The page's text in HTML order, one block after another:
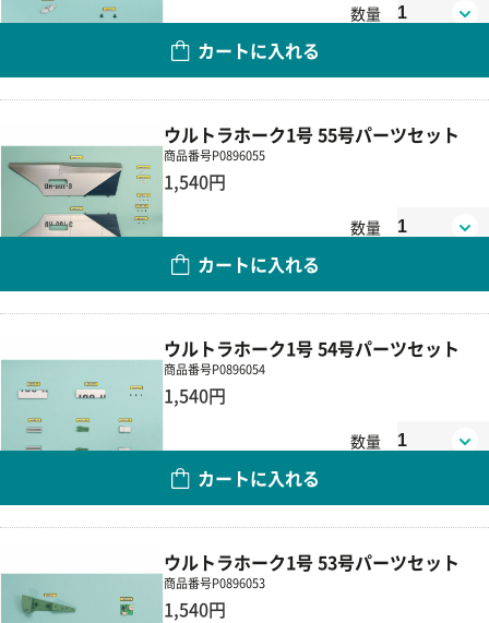
数量
カートに入れる
ウルトラホーク1号 55号パーツセット
商品番号P0896055
1,540円
数量
カートに入れる
ウルトラホーク1号 54号パーツセット
商品番号P0896054
1,540円
数量
カートに入れる
ウルトラホーク1号 53号パーツセット
商品番号P0896053
1,540円